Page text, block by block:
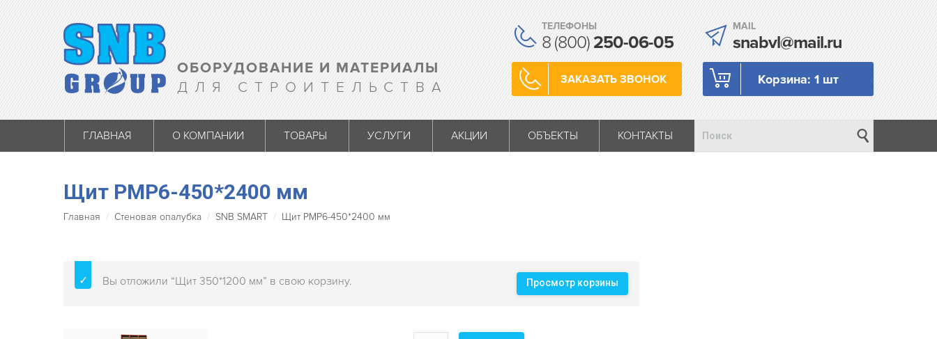
ОБОРУДОВАНИЕ И МАТЕРИАЛЫ
ДЛЯ СТРОИТЕЛЬСТВА
ТЕЛЕФОНЫ
8 (800)250-06-05
ЗАКАЗАТЬ ЗВОНОК
MAIL
snabvl@mail.ru
Корзина: 1 шт
ГЛАВНАЯ О КОМПАНИИ ТОВАРЫ УСЛУГИ АКЦИИ ОБЪЕКТЫ КОНТАКТЫ
Щит PMP6-450*2400 мм
Главная Стеновая опалубка SNB SMART Щит PMP6-450*2400 мм
Просмотр корзины
Вы отложили “Щит 350*1200 мм” в свою корзину.